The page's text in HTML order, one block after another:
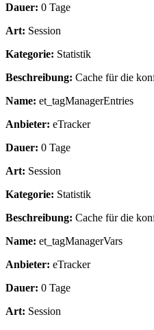
Dauer: 0 Tage
Art: Session
Kategorie: Statistik
Beschreibung: Cache für die
Name: et_tagManagerEntries
Anbieter: eTracker
Dauer: 0 Tage
Art: Session
Kategorie: Statistik
Beschreibung: Cache für die
Name: et_tagManagerVars
Anbieter: eTracker
Dauer: 0 Tage
Art: Session